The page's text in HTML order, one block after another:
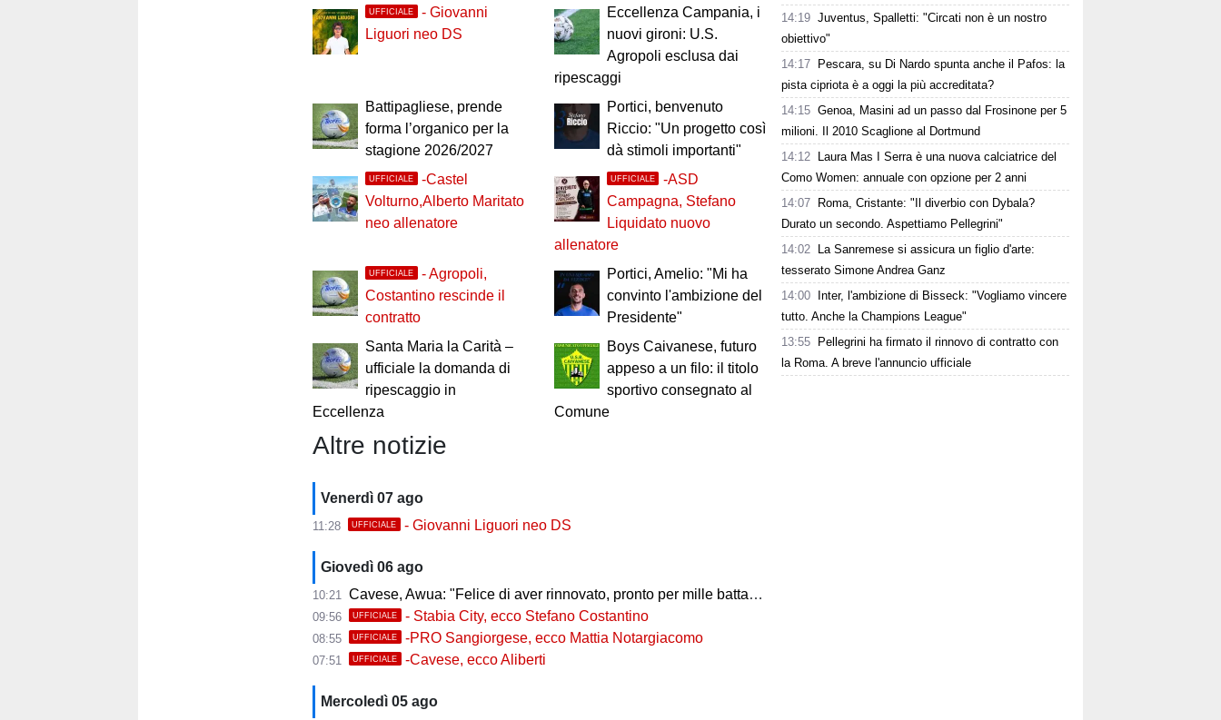
UFFICIALE
- Giovanni
Liguori neo DS
Eccellenza Campania, i
nuovi gironi: U.S.
Agropoli esclusa dai
ripescaggi
Battipagliese, prende
forma l’organico per la
stagione 2026/2027
Portici, benvenuto
Riccio: "Un progetto così
dà stimoli importanti"
UFFICIALE
-Castel
Volturno,Alberto Maritato
neo allenatore
UFFICIALE
-ASD
Campagna, Stefano
Liquidato nuovo
allenatore
UFFICIALE
- Agropoli,
Costantino rescinde il
contratto
Portici, Amelio: "Mi ha
convinto l'ambizione del
Presidente"
Santa Maria la Carità –
ufficiale la domanda di
ripescaggio in
Eccellenza
Boys Caivanese, futuro
appeso a un filo: il titolo
sportivo consegnato al
Comune
Altre notizie
Venerdì 07 ago
11:28 UFFICIALE - Giovanni Liguori neo DS
Giovedì 06 ago
10:21 Cavese, Awua: "Felice di aver rinnovato, pronto per mille battaglie"
09:56 UFFICIALE - Stabia City, ecco Stefano Costantino
08:55 UFFICIALE -PRO Sangiorgese, ecco Mattia Notargiacomo
07:51 UFFICIALE -Cavese, ecco Aliberti
Mercoledì 05 ago
14:19 Juventus, Spalletti: "Circati non è un nostro
obiettivo"
14:17
Pescara, su Di Nardo spunta anche il Pafos: la
pista cipriota è a oggi la più accreditata?
14:15 Genoa, Masini ad un passo dal Frosinone per 5
milioni. Il 2010 Scaglione al Dortmund
14:12
Laura Mas I Serra è una nuova calciatrice del
Como Women: annuale con opzione per 2 anni
14:07
Roma, Cristante: "Il diverbio con Dybala?
Durato un secondo. Aspettiamo Pellegrini"
14:02
La Sanremese si assicura un figlio d'arte:
tesserato Simone Andrea Ganz
14:00
Inter, l'ambizione di Bisseck: "Vogliamo vincere
tutto. Anche la Champions League"
13:55
Pellegrini ha firmato il rinnovo di contratto con
la Roma. A breve l'annuncio ufficiale